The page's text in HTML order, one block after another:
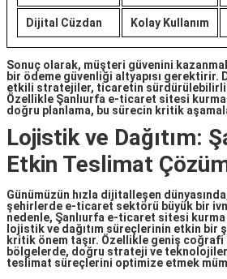
Dijital Cüzdan Kolay Kullanım
Sonuç olarak, müşteri güvenini
bir ödeme güvenliği altyapısı gerektirir.
etkili stratejiler, ticaretin
Özellikle Şanlıurfa e-ticaret sitesi kurma
doğru planlama, bu sürecin kritik
Lojistik ve Dağıtım:
Etkin Teslimat
Günümüzün hızla dijitalleşen
şehirlerde e-ticaret sektörü büyük bir
nedenle, Şanlıurfa e-ticaret sitesi kurma
lojistik ve dağıtım süreçlerinin etkin bir
kritik önem taşır. Özellikle geniş coğrafi
bölgelerde, doğru strateji ve
teslimat süreçlerini optimize etmek